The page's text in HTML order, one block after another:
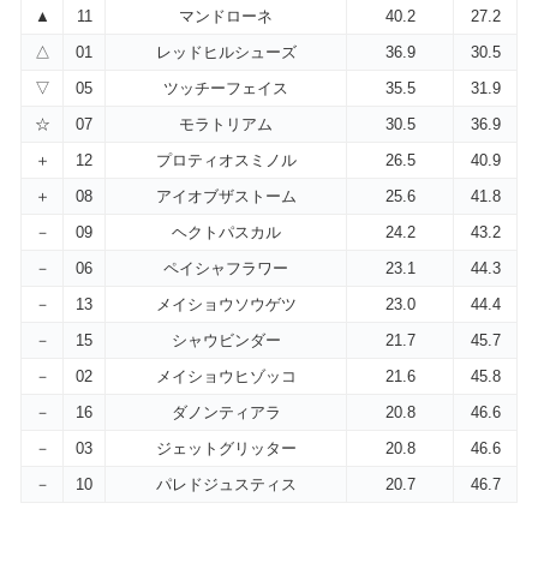
▲
11 マンドローネ 40.2
27.2
△
01 レッドヒルシューズ 36.9
30.5
▽
05 ツッチーフェイス 35.5
31.9
☆
07 モラトリアム 30.5
36.9
＋
12 プロティオスミノル 26.5
40.9
＋
08 アイオブザストーム 25.6
41.8
－
09 ヘクトパスカル 24.2
43.2
－
06 ペイシャフラワー 23.1
44.3
－
13 メイショウソウゲツ 23.0
44.4
－
15 シャウビンダー 21.7
45.7
－
02 メイショウヒゾッコ 21.6
45.8
－
16 ダノンティアラ 20.8
46.6
－
03 ジェットグリッター 20.8
46.6
－
10 パレドジュスティス 20.7 46.7